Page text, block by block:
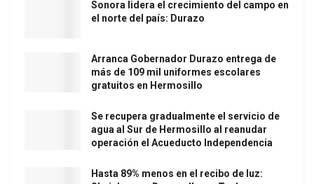
Sonora lidera el crecimiento del campo en
el norte del país: Durazo
Arranca Gobernador Durazo entrega de
más de 109 mil uniformes escolares
gratuitos en Hermosillo
Se recupera gradualmente el servicio de
agua al Sur de Hermosillo al reanudar
operación el Acueducto Independencia
Hasta 89% menos en el recibo de luz: